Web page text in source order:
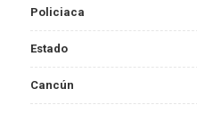
Policiaca
Estado
Cancún